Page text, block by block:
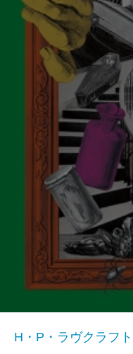
H・P・ラヴクラフ